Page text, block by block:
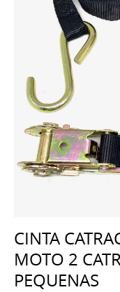
CINTA
MOTO 2
PEQUENAS